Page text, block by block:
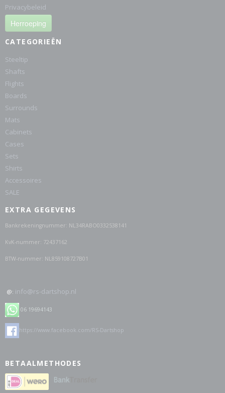
Privacybeleid
Herroeping
CATEGORIEËN
Steeltip
Shafts
Flights
Boards
Surrounds
Mats
Cabinets
Cases
Sets
Shirts
Accessoires
SALE
EXTRA GEGEVENS
Bankrekeningnummer: NL34RABO0332538141
KvK-nummer: 72437162
BTW-nummer: NL859108727B01
@: info@rs-dartshop.nl
06 19694143
https://www.facebook.com/RS-Dartshop
BETAALMETHODES